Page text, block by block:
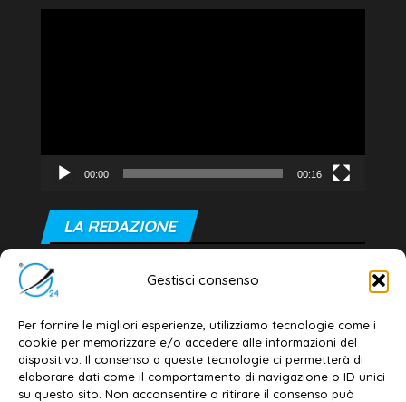
Gestisci consenso
Per fornire le migliori esperienze, utilizziamo tecnologie come i
cookie per memorizzare e/o accedere alle informazioni del
dispositivo. Il consenso a queste tecnologie ci permetterà di
elaborare dati come il comportamento di navigazione o ID unici
su questo sito. Non acconsentire o ritirare il consenso può
00:00 00:16
LA REDAZIONE
Editore e direttore responsabile:
Dott. Daniele G. Masciullo
Email: redazione@galatina24.it
Contatti –Disclaimer
Privacy policy –Cookie policy